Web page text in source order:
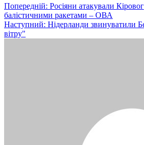
Навігація
записів
Попередній: Росіяни атакували
балістичними ракетами – ОВА
Наступний: Нідерланди звинуватили
вітру"